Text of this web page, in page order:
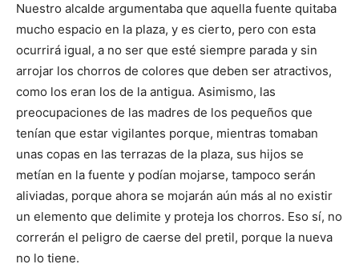
Nuestro alcalde argumentaba que aquella fuente quitaba
mucho espacio en la plaza, y es cierto, pero con esta
ocurrirá igual, a no ser que esté siempre parada y sin
arrojar los chorros de colores que deben ser atractivos,
como los eran los de la antigua. Asimismo, las
preocupaciones de las madres de los pequeños que
tenían que estar vigilantes porque, mientras tomaban
unas copas en las terrazas de la plaza, sus hijos se
metían en la fuente y podían mojarse, tampoco serán
aliviadas, porque ahora se mojarán aún más al no existir
un elemento que delimite y proteja los chorros. Eso sí, no
correrán el peligro de caerse del pretil, porque la nueva
no lo tiene.